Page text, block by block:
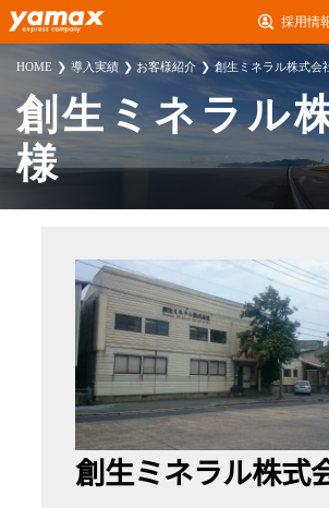
採用情
HOME 導入実績 お客様紹介 創生ミネラル株式会
創生ミネラル
様
創生ミネラル株式